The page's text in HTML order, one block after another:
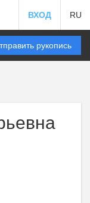
ВХОД RU
рукопись